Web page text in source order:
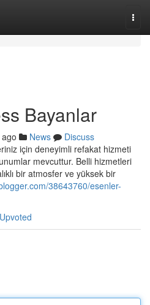
Bayanlar
News
Discuss
için deneyimli refakat hizmeti
mevcuttur. Belli hizmetleri
bir atmosfer ve yüksek bir
38643760/esenler-